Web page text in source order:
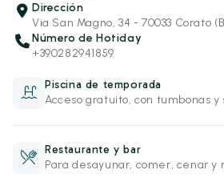
Dirección
Via San Magno, 34 - 70033 Corato
Número de Hotiday
+390282941859
Piscina de temporada
Acceso gratuito, con tumbonas y
Restaurante y bar
Para desayunar, comer, cenar y